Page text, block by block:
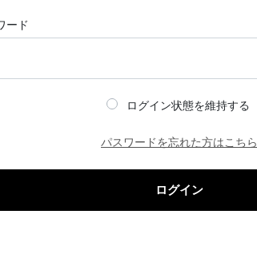
ード
ログイン状態を維持する
パスワードを忘れた方はこちら
ログイン